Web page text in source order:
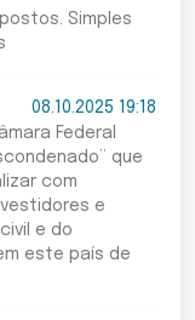
Simples
08.10.2025 19:18
Federal
que
com
e
e do
este país de